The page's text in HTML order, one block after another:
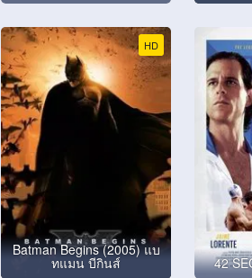
HD
Batman Begins (2005) แบ
ทแมน บีกินส์ 42